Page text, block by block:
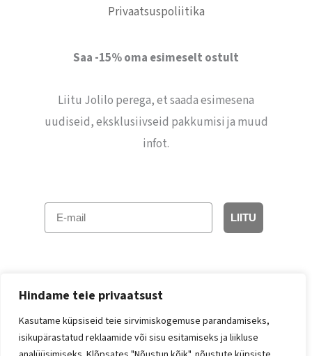
Hindame teie privaatsust
Kasutame küpsiseid teie sirvimiskogemuse parandamiseks,
isikupärastatud reklaamide või sisu esitamiseks ja liikluse
Privaatsuspoliitika
Saa -15% oma esimeselt ostult
Liitu Jolilo perega, et saada esimesena
uudiseid, eksklusiivseid pakkumisi ja muud
infot.
E-mail
LIITU
Facebook Instagram